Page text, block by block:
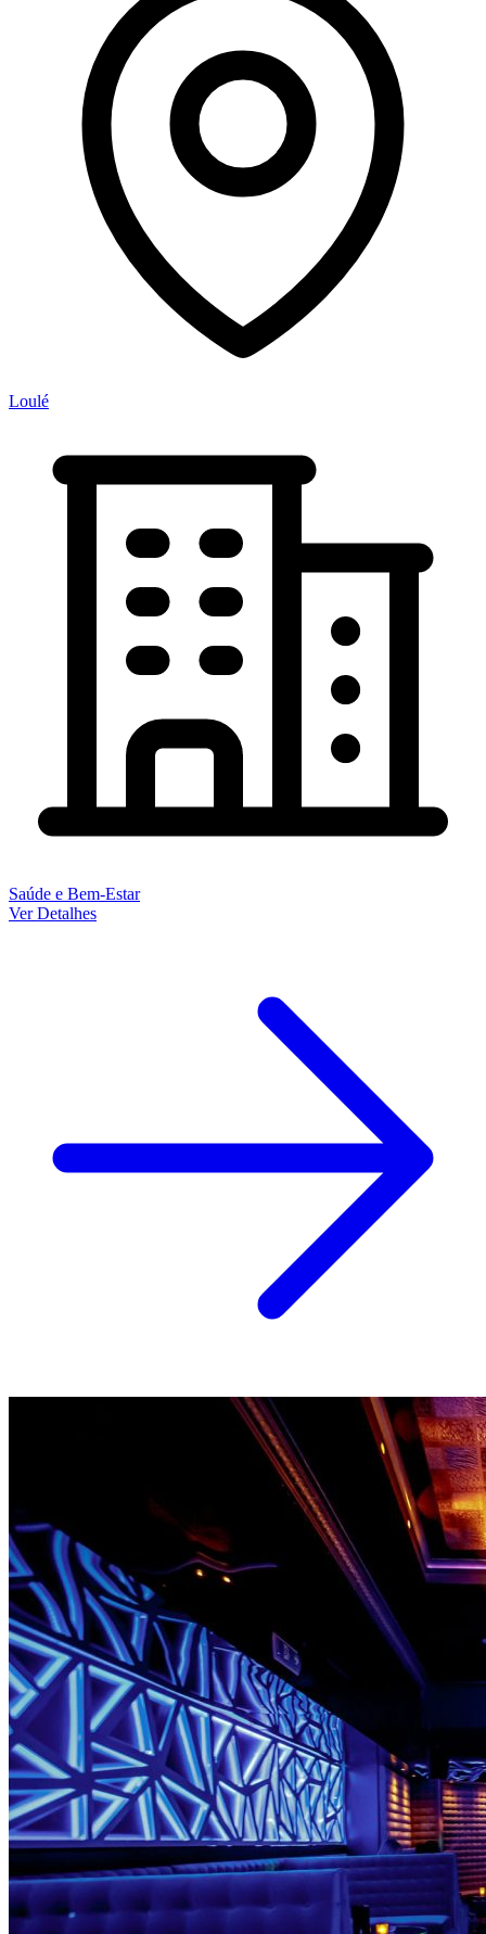
Loulé
Saúde e Bem-Estar
Ver Detalhes